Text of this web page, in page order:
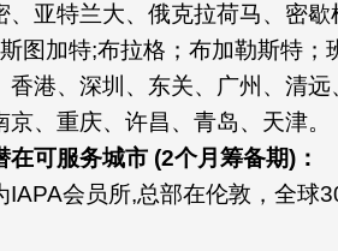
、亚特兰大、俄克拉荷马、密歇
图加特;布拉格；布加勒斯特；
香港、深圳、东关、广州、清
京、重庆、许昌、青岛、天津。
在可服务城市 (2个月筹备期)：
IAPA会员所,总部在伦敦，全球